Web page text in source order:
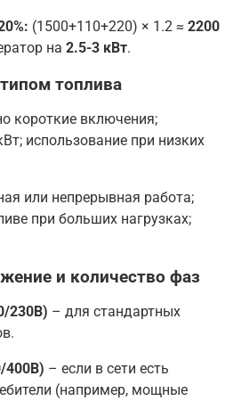
(1500+110+220) × 1.2 ≈ 2200
на 2.5-3 кВт.
топлива
короткие включения;
использование при низких
или непрерывная работа;
при больших нагрузках;
и количество фаз
230В) – для стандартных
.
400В) – если в сети есть
(например, мощные